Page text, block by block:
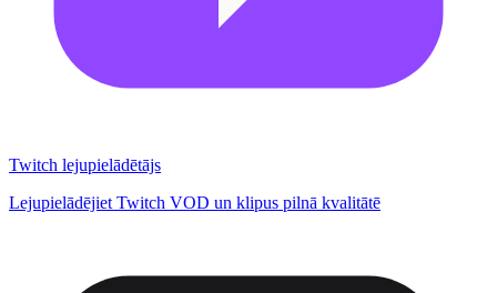
Twitch lejupielādētājs
Lejupielādējiet Twitch VOD un klipus pilnā kvalitātē